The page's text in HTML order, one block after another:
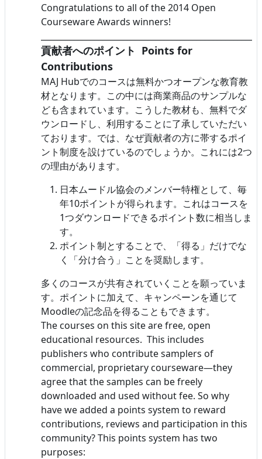
Congratulations to all of the 2014 Open
Courseware Awards winners!
貢献者へのポイント Points for
Contributions
MAJ Hubでのコースは無料かつオープンな教育教
材となります。この中には商業商品のサンプルな
ども含まれています。こうした教材も、無料でダ
ウンロードし、利用することに了承していただい
ております。では、なぜ貢献者の方に帯するポイ
ント制度を設けているのでしょうか。これには2つ
の理由があります。
日本ムードル協会のメンバー特権として、毎
年10ポイントが得られます。これはコースを
1つダウンロードできるポイント数に相当しま
す。
ポイント制とすることで、「得る」だけでな
く「分け合う」ことを奨励します。
多くのコースが共有されていくことを願っていま
す。ポイントに加えて、キャンペーンを通じて
Moodleの記念品を得ることもできます。
The courses on this site are free, open
educational resources. This includes
publishers who contribute samplers of
commercial, proprietary courseware—they
agree that the samples can be freely
downloaded and used without fee. So why
have we added a points system to reward
contributions, reviews and participation in this
community? This points system has two
purposes: